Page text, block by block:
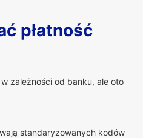
płatność
zależności od banku, ale oto
standaryzowanych kodów